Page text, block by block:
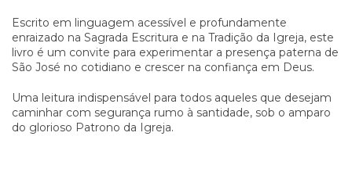
Escrito em linguagem acessível e profundamente
enraizado na Sagrada Escritura e na Tradição da Igreja, este
livro é um convite para experimentar a presença paterna de
São José no cotidiano e crescer na confiança em Deus.
Uma leitura indispensável para todos aqueles que desejam
caminhar com segurança rumo à santidade, sob o amparo
do glorioso Patrono da Igreja.